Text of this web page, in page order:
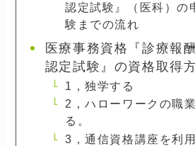
認定試験』（医科）の
験までの流れ
医療事務資格『診療報
認定試験』の資格取得
1，独学する
2，ハローワークの職
る。
3，通信資格講座を利